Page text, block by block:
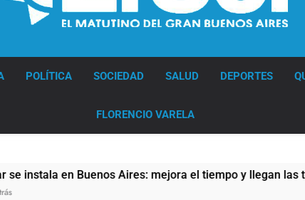
POLÍTICA SOCIEDAD SALUD DEPORTES
FLORENCIO VARELA
Aires: mejora el tiempo y llegan las temperaturas más